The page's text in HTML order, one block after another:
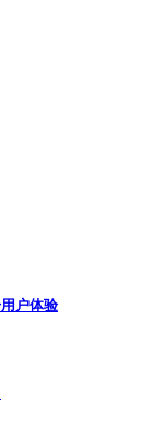
户体验